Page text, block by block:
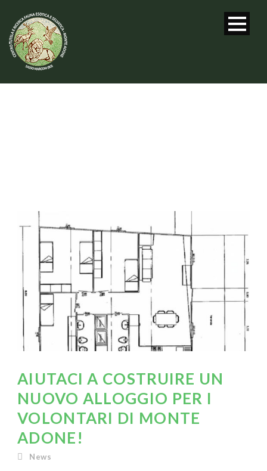
AIUTACI A COSTRUIRE UN
NUOVO ALLOGGIO PER I
VOLONTARI DI MONTE
ADONE!
News